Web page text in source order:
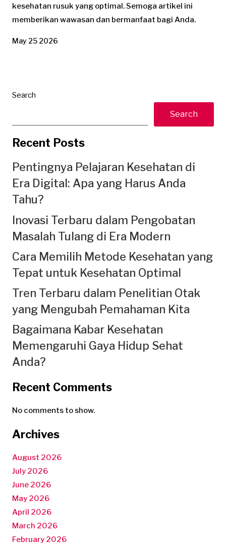
kesehatan rusuk yang optimal. Semoga artikel ini
memberikan wawasan dan bermanfaat bagi Anda.
May 25 2026
Search
Search
Recent Posts
Pentingnya Pelajaran Kesehatan di
Era Digital: Apa yang Harus Anda
Tahu?
Inovasi Terbaru dalam Pengobatan
Masalah Tulang di Era Modern
Cara Memilih Metode Kesehatan yang
Tepat untuk Kesehatan Optimal
Tren Terbaru dalam Penelitian Otak
yang Mengubah Pemahaman Kita
Bagaimana Kabar Kesehatan
Memengaruhi Gaya Hidup Sehat
Anda?
Recent Comments
No comments to show.
Archives
August 2026
July 2026
June 2026
May 2026
April 2026
March 2026
February 2026